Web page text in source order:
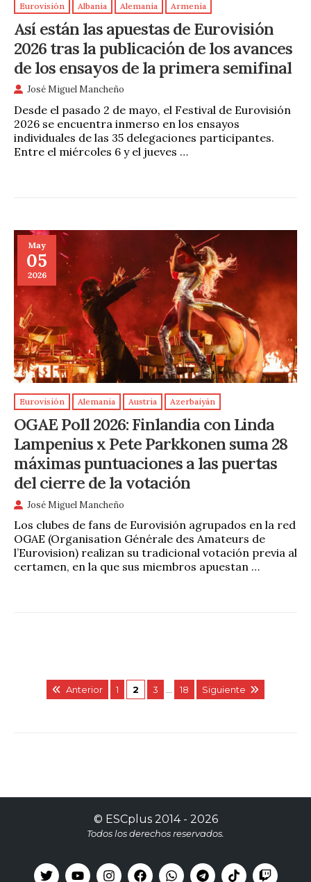
Eurovisión Albania Alemania Armenia
Así están las apuestas de Eurovisión
2026 tras la publicación de los avances
de los ensayos de la primera semifinal
José Miguel Mancheño
Desde el pasado 2 de mayo, el Festival de Eurovisión
2026 se encuentra inmerso en los ensayos
individuales de las 35 delegaciones participantes.
Entre el miércoles 6 y el jueves …
May
05
2026
Eurovisión Alemania Austria Azerbaiyán
OGAE Poll 2026: Finlandia con Linda
Lampenius x Pete Parkkonen suma 28
máximas puntuaciones a las puertas
del cierre de la votación
José Miguel Mancheño
Los clubes de fans de Eurovisión agrupados en la red
OGAE (Organisation Générale des Amateurs de
l’Eurovision) realizan su tradicional votación previa al
certamen, en la que sus miembros apuestan …
Anterior 1 2 3 18 Siguiente
© ESCplus2014 - 2026
Todos los derechos reservados.